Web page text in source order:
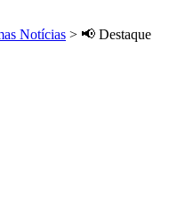
Notícias > 📢 Destaque